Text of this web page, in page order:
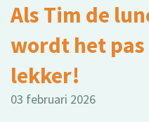
Als Tim de
wordt het
lekker!
03 februari 2026